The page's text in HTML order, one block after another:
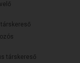
társkereső